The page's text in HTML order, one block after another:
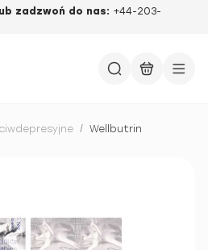
zadzwoń do nas: +44-203-
/ Wellbutrin